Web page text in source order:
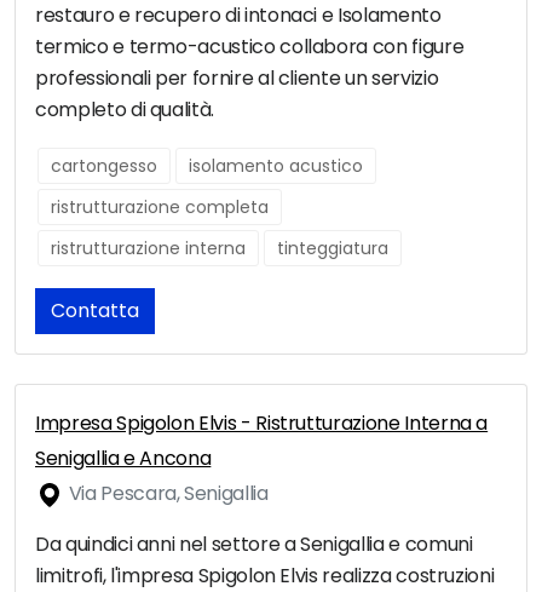
restauro e recupero di intonaci e Isolamento
termico e termo-acustico collabora con figure
professionali per fornire al cliente un servizio
completo di qualità.
cartongesso
isolamento acustico
ristrutturazione completa
ristrutturazione interna
tinteggiatura
Contatta
Impresa Spigolon Elvis - Ristrutturazione Interna a
Senigallia e Ancona
Via Pescara, Senigallia
Da quindici anni nel settore a Senigallia e comuni
limitrofi, l'impresa Spigolon Elvis realizza costruzioni